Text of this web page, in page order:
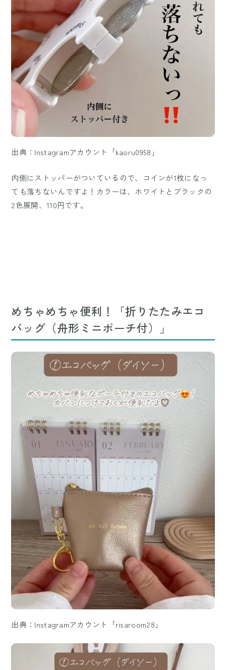
出典：Instagramアカウント「kaoru0958」
内側にストッパーがついているので、コインが1枚になっ
ても落ちないんですよ！カラーは、ホワイトとブラックの
2色展開、110円です。
めちゃめちゃ便利！「折りたたみエコ
バッグ（舟形ミニポーチ付）」
出典：Instagramアカウント「risaroom28」